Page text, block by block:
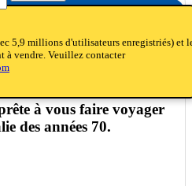
5,9 millions d'utilisateurs enregistriés) et
à vendre. Veuillez contacter
de son passé, ce modèle
une voiture urbaine
à vous faire voyager
des années 70.